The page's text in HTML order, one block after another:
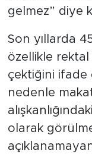
gelmez” diye
Son yıllarda
özellikle rektal
çektiğini ifade
nedenle
olarak